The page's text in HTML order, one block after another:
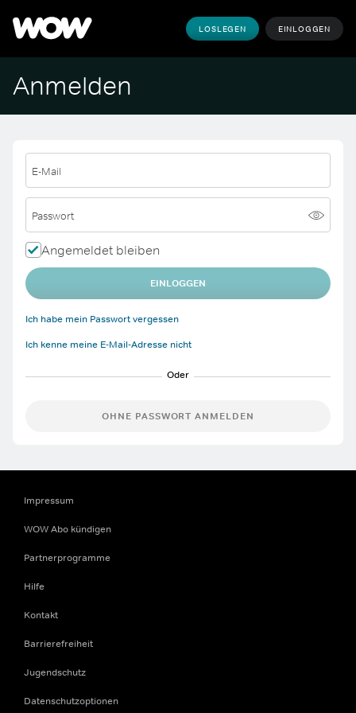
LOSLEGEN EINLOGGEN
Anmelden
E-Mail
Passwort
Angemeldet bleiben
EINLOGGEN
Ich habe mein Passwort vergessen
Ich kenne meine E-Mail-Adresse nicht
OHNE PASSWORT ANMELDEN
Impressum
WOW Abo kündigen
Partnerprogramme
Hilfe
Kontakt
Barrierefreiheit
Jugendschutz
Datenschutzoptionen